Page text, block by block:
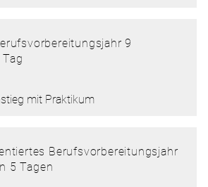
9
mit Praktikum
Berufsvorbereitungsjahr
5 Tagen